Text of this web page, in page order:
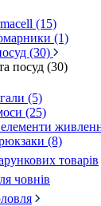
(15)
(1)
(30)
посуд (30)
(5)
(25)
елементи
(8)
товарів
човнів